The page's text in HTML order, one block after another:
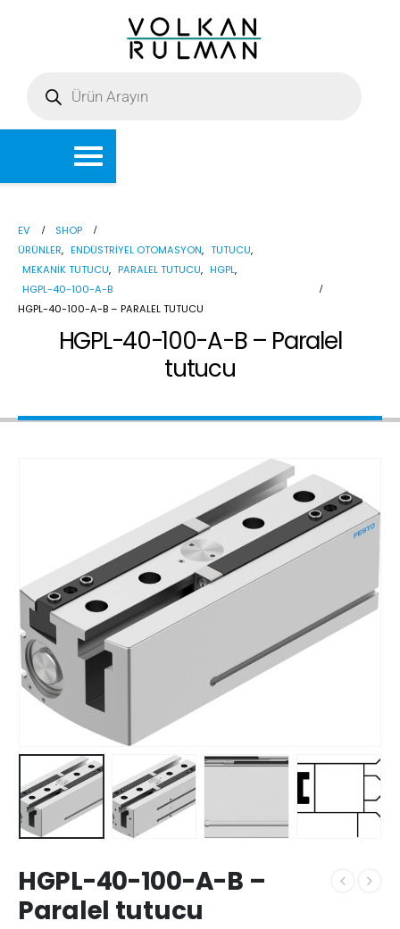
EV
SHOP
ÜRÜNLER, ENDÜSTRIYEL OTOMASYON, TUTUCU,
MEKANIK TUTUCU, PARALEL TUTUCU, HGPL,
HGPL-40-100-A-B
HGPL-40-100-A-B – PARALEL TUTUCU
HGPL-40-100-A-B – Paralel
tutucu
HGPL-40-100-A-B –
Paralel tutucu